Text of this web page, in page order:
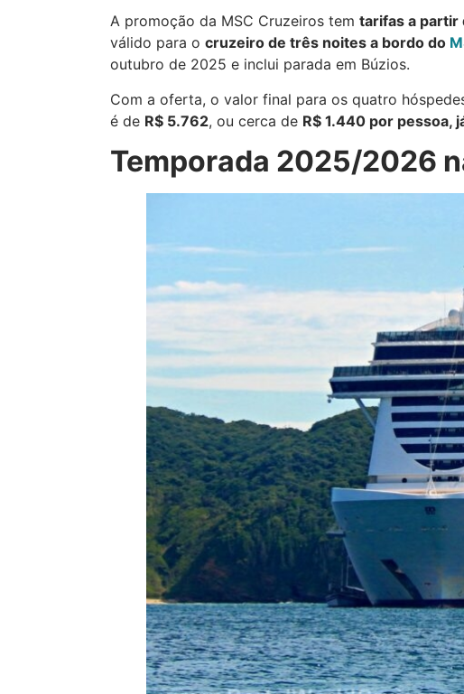
A promoção da MSC Cruzeiros tem tarifas a partir
válido para o cruzeiro de três noites a bordo do
outubro de 2025 e inclui parada em Búzios.
Com a oferta, o valor final para os quatro
é de R$ 5.762, ou cerca de R$ 1.440 por pessoa,
Temporada 2025/2026